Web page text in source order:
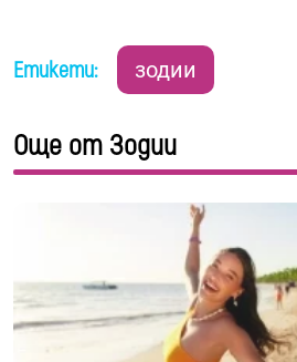
Етикети: зодии
Още от Зодии